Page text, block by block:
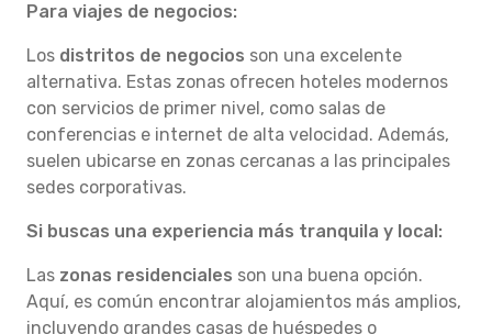
Para viajes de negocios:
Los distritos de negocios son una excelente
alternativa. Estas zonas ofrecen hoteles modernos
con servicios de primer nivel, como salas de
conferencias e internet de alta velocidad. Además,
suelen ubicarse en zonas cercanas a las principales
sedes corporativas.
Si buscas una experiencia más tranquila y local:
Las zonas residenciales son una buena opción.
Aquí, es común encontrar alojamientos más amplios,
incluyendo grandes casas de huéspedes o